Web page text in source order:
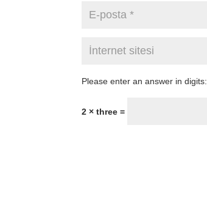
Please enter an answer in digits:
2 × three =